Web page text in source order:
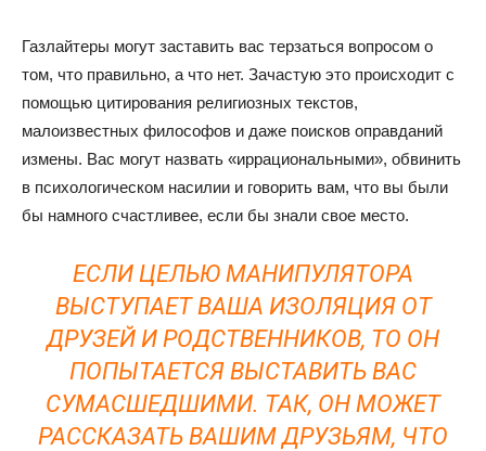
Газлайтеры могут заставить вас терзаться вопросом о
том, что правильно, а что нет. Зачастую это происходит с
помощью цитирования религиозных текстов,
малоизвестных философов и даже поисков оправданий
измены. Вас могут назвать «иррациональными», обвинить
в психологическом насилии и говорить вам, что вы были
бы намного счастливее, если бы знали свое место.
ЕСЛИ ЦЕЛЬЮ МАНИПУЛЯТОРА
ВЫСТУПАЕТ ВАША ИЗОЛЯЦИЯ ОТ
ДРУЗЕЙ И РОДСТВЕННИКОВ, ТО ОН
ПОПЫТАЕТСЯ ВЫСТАВИТЬ ВАС
СУМАСШЕДШИМИ. ТАК, ОН МОЖЕТ
РАССКАЗАТЬ ВАШИМ ДРУЗЬЯМ, ЧТО